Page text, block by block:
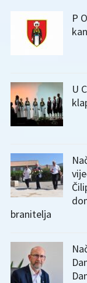
P
U
branitelja